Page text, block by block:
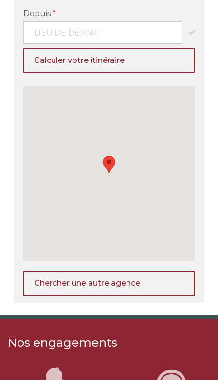
Depuis*
Calculer votre itinéraire
Chercher une autre agence
Nos engagements